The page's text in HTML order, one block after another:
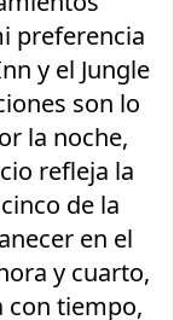
preferencia
y el Jungle
son lo
la noche,
refleja la
de la
en el
y cuarto,
con tiempo,